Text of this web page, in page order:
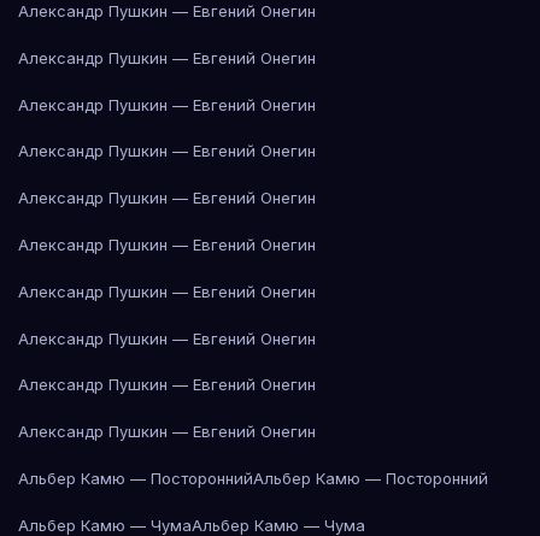
Александр Пушкин — Евгений Онегин
Александр Пушкин — Евгений Онегин
Александр Пушкин — Евгений Онегин
Александр Пушкин — Евгений Онегин
Александр Пушкин — Евгений Онегин
Александр Пушкин — Евгений Онегин
Александр Пушкин — Евгений Онегин
Александр Пушкин — Евгений Онегин
Александр Пушкин — Евгений Онегин
Александр Пушкин — Евгений Онегин
Альбер Камю — ПостороннийАльбер Камю — Посторонний
Альбер Камю — ЧумаАльбер Камю — Чума